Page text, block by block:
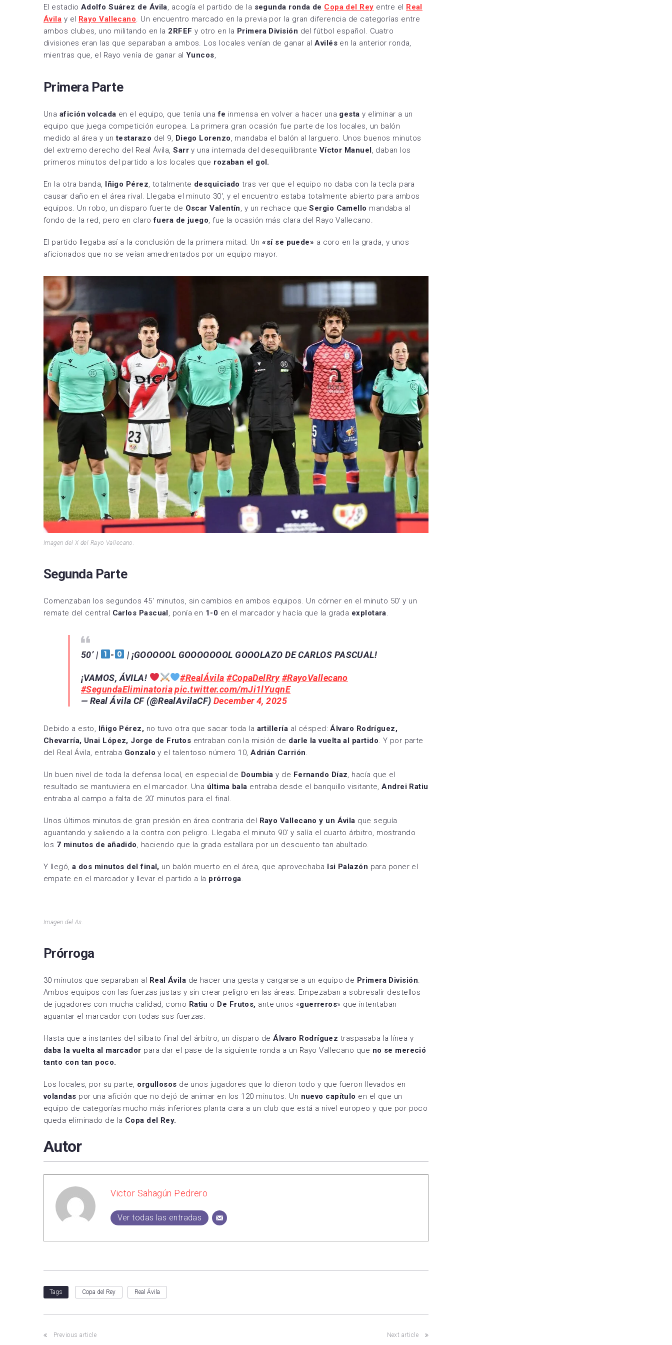
RCD Espanyol
Sevilla FC
SD Huesca
FC Cartagena
RC Deportivo Fabril
RS Gimnástica de
Real Avilés Industrial
Real Valladolid
SD Compostela
UP Langreo
Zamora CF
CD Tudelano
CD Valles de Egües
Real Zaragoza
SD Gernika Club
UD Mutilvera
El estadio Adolfo Suárez de Ávila, acogía el partido de la segunda ronda de Copa del Rey entre el Real
Ávila y el Rayo Vallecano. Un encuentro marcado en la previa por la gran diferencia de categorías entre
ambos clubes, uno militando en la 2RFEFy otro en la Primera División del fútbol español. Cuatro
divisiones eran las que separaban a ambos. Los locales venían de ganar alAvilés en la anterior ronda,
mientras que, el Rayo venía de ganar al Yuncos,
Primera Parte
Una afición volcada en el equipo, que tenía unafe inmensa en volver a hacer una gestay eliminar a un
equipo que juega competición europea. La primera gran ocasión fue parte de los locales, un balón
medido al área y untestarazo del 9, Diego Lorenzo , mandaba el balón al larguero. Unos buenos minutos
del extremo derecho del Real Ávila,Sarry una internada del desequilibrante Víctor Manuel , daban los
primeros minutos del partido a los locales que rozaban el gol.
En la otra banda, Iñigo Pérez , totalmente desquiciadotras ver que el equipo no daba con la tecla para
causar daño en el área rival. Llegaba el minuto 30′, y el encuentro estaba totalmente abierto para ambos
equipos. Un robo, un disparo fuerte de Oscar Valentín , y un rechace queSergio Camello mandaba al
fondo de la red, pero en clarofuera de juego , fue la ocasión más clara del Rayo Vallecano.
El partido llegaba así a la conclusión de la primera mitad. Un«sí se puede» a coro en la grada, y unos
aficionados que no se veían amedrentados por un equipo mayor.
Imagen del X del Rayo Vallecano.
Segunda Parte
Comenzaban los segundos 45′ minutos, sin cambios en ambos equipos. Un córner en el minuto 50′ y un
remate del central Carlos Pascual, ponía en 1-0 en el marcador y hacía que la grada explotara.
50’ | - | ¡GOOOOOL GOOOOOOOL GOOOLAZO DE CARLOS PASCUAL!
¡VAMOS, ÁVILA! #RealÁvila #CopaDelRry #RayoVallecano
#SegundaEliminatoria pic.twitter.com/mJi1lYuqnE
— Real Ávila CF (@RealAvilaCF) December 4, 2025
Debido a esto, Iñigo Pérez, no tuvo otra que sacar toda la artillería al césped:Álvaro Rodríguez,
Chevarría, Unai López, Jorge de Frutos entraban con la misión de darle la vuelta al partido. Y por parte
del Real Ávila, entraba Gonzaloy el talentoso número 10,Adrián Carrión.
Un buen nivel de toda la defensa local, en especial de Doumbiay de Fernando Díaz, hacía que el
resultado se mantuviera en el marcador. Una última bala entraba desde el banquillo visitante,Andrei Ratiu
entraba al campo a falta de 20′ minutos para el final.
Unos últimos minutos de gran presión en área contraria del Rayo Vallecano y un Ávila que seguía
aguantando y saliendo a la contra con peligro. Llegaba el minuto 90′ y salía el cuarto árbitro, mostrando
los 7 minutos de añadido, haciendo que la grada estallara por un descuento tan abultado.
Y llegó, a dos minutos del final, un balón muerto en el área, que aprovechaba Isi Palazón para poner el
empate en el marcador y llevar el partido a la prórroga.
Imagen del As.
Prórroga
30 minutos que separaban al Real Ávila de hacer una gesta y cargarse a un equipo de Primera División.
Ambos equipos con las fuerzas justas y sin crear peligro en las áreas. Empezaban a sobresalir destellos
de jugadores con mucha calidad, como Ratiu o De Frutos, ante unos «guerreros» que intentaban
aguantar el marcador con todas sus fuerzas.
Hasta que a instantes del silbato final del árbitro, un disparo deÁlvaro Rodríguez traspasaba la línea y
daba la vuelta al marcador para dar el pase de la siguiente ronda a un Rayo Vallecano que no se mereció
tanto con tan poco.
Los locales, por su parte, orgullosos de unos jugadores que lo dieron todo y que fueron llevados en
volandas por una afición que no dejó de animar en los 120 minutos. Un nuevo capítulo en el que un
equipo de categorías mucho más inferiores planta cara a un club que está a nivel europeo y que por poco
queda eliminado de la Copa del Rey.
Autor
Victor Sahagún Pedrero
Ver todas las entradas
Tags Copa del Rey Real Ávila
Previous article Next article